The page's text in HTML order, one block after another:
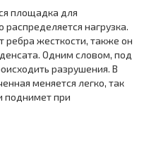
площадка для
нагрузка.
жесткости, также он
Одним словом, под
разрушения. В
меняется легко, так
поднимет при